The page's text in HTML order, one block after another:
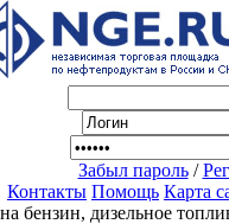
Забыл пароль/
Контакты Помощь Карта
бензин, дизельное